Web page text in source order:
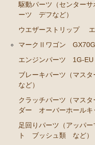
駆動パーツ（センタ
シャフトブーツ デフ
エアコン/ヒーター関係
0 SX90
エンジンパーツ 1JZ-
エンジンパーツ 2J-
エンジンパーツ 1G-
クラッチパーツ（マ
駆動パーツ（センター
ーツ デフなど）
ウエザーストリップ
マークⅡワゴン GX70G
エンジンパーツ 1G-EU
ブレーキパーツ（マス
など）
クラッチパーツ（マス
ダー オーバーホールキ
足回りパーツ（アッパ
ト ブッシュ類 など）